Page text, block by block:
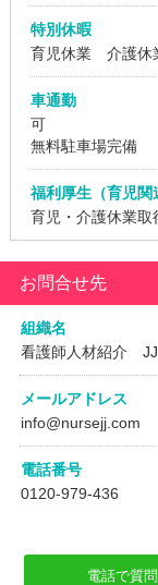
特別休暇
育児休業 介護休
車通勤
可
無料駐車場完備
福利厚生（育児関
育児・介護休業取
お問合せ先
組織名
看護師人材紹介 JJ
メールアドレス
info@nursejj.com
電話番号
0120-979-436
電話で質問